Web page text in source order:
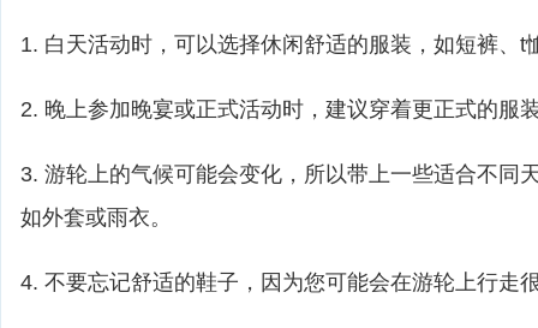
1. 白天活动时，可以选择休闲舒适的服装，如短裤、t
2. 晚上参加晚宴或正式活动时，建议穿着更正式的服
3. 游轮上的气候可能会变化，所以带上一些适合不同
如外套或雨衣。
4. 不要忘记舒适的鞋子，因为您可能会在游轮上行走